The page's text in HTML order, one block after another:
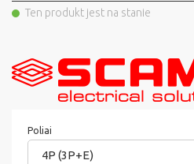
Ten produkt jest na stanie
Poliai
4P (3P+E)